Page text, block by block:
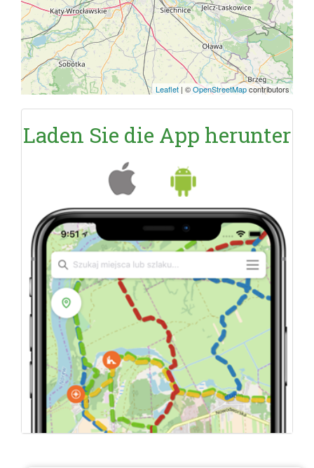
Leaflet | ©OpenStreetMapcontributors
Laden Sie die App herunter